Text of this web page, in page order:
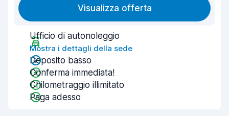
Visualizza offerta
Ufficio di autonoleggio
Mostra i dettagli della sede
Deposito basso
Conferma immediata!
Chilometraggio illimitato
Paga adesso